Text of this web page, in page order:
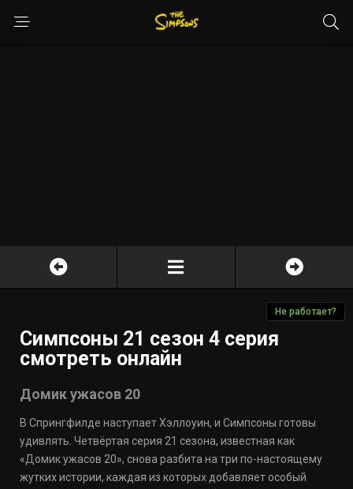
Не работает?
Симпсоны 21 сезон 4 серия
смотреть онлайн
Домик ужасов 20
В Спрингфилде наступает Хэллоуин, и Симпсоны готовы
удивлять. Четвёртая серия 21 сезона, известная как
«Домик ужасов 20», снова разбита на три по-настоящему
жутких истории, каждая из которых добавляет особый